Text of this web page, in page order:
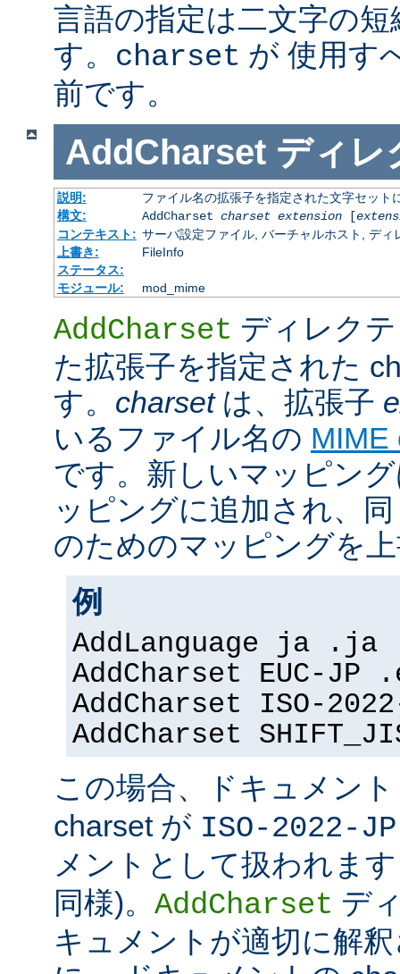
言語の指定は二文字の
す。 charset が 使用す
前です。
AddCharset ディレ
説明:
ファイル名の拡張子を指定された文字セット
構文:
AddCharset charset extension[
コンテキスト: サーバ設定ファイル, バーチャルホスト, ディ
上書き:
FileInfo
ステータス:
モジュール:
mod_mime
AddCharset ディレク
た拡張子を指定された
す。 charsetは、拡張子
いるファイル名の MIME
です。新しいマッピン
ッピングに追加され、
のためのマッピングを
例
AddLanguage ja .ja
AddCharset EUC-JP
AddCharset ISO-
AddCharset
この場合、ドキュメン
charset が ISO-2022-JP
メントとして扱われま
同様)。 AddCharset デ
キュメントが適切に解